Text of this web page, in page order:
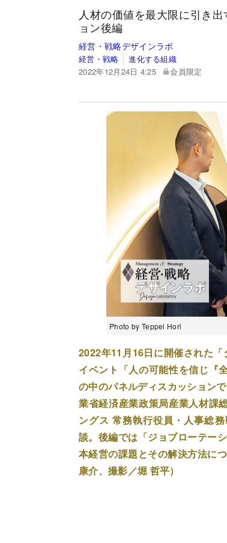
人材の価値を最大限に引き
ョン後編
経営・戦略デザインラボ
経営・戦略
進化する組織
2022年12月24日 4:25
会員限定
Photo by Teppei Hori
2022年11月16日に開催された
イベント「人の可能性を信じ
の中のパネルディスカッション
業省経済産業政策局産業人材課
ングス 常務執行役員・人事総
談。後編では「ジョブローテー
本経営の課題とその解決方法に
康介、撮影／堀 哲平）